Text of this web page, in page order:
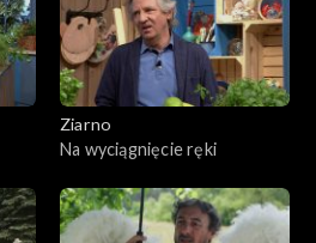
Ziarno
Na wyciągnięcie ręki